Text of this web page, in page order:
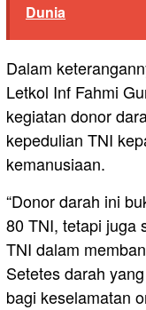
Dunia
Dalam
Letkol Inf Fahmi
kegiatan donor
kepedulian TNI
kemanusiaan.
“Donor darah ini
80 TNI, tetapi juga
TNI dalam
Setetes darah
bagi keselamatan